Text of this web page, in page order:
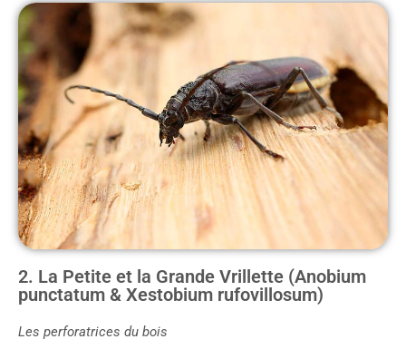
2. La Petite et la Grande Vrillette (Anobium
punctatum & Xestobium rufovillosum)
Les perforatrices du bois